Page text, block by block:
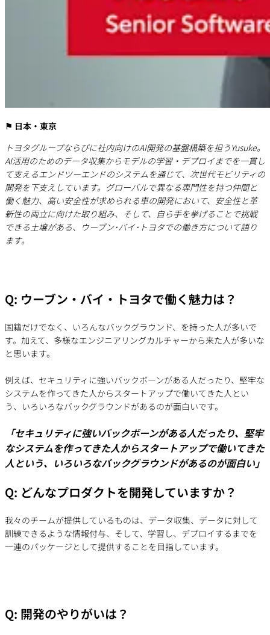
⚑ 日本・東京
トヨタグループならびに社内向けのAI開発の基盤構築を担うYusuke。
AI活用のためのデータ収集からモデルの学習・デプロイまでを一貫し
て支えるエンドツーエンドのシステムを通じて、次世代モビリティの
開発を下支えしています。グローバルで異なる専門性を持つ仲間と
働く魅力、高い安全性が求められる車の開発において、安全性と革
新性の両立に向けた取り組み、そして、自ら手を挙げることで挑戦
できる土壌がある、ウーブン･バイ･トヨタでの働き方について語り
ます。
Q: ウーブン・バイ・トヨタで働く魅力は？
国籍だけでなく、いろんなバックグラウンド、を持った人が多いで
す。加えて、多様なエンジニアリングカルチャーから来た人が多いな
と思います。
例えば、セキュリティに強いバックボーンがある人だったり、堅牢な
システムを作ってきた人からスタートアップで働いてきた人とい
う、いろいろなバックグラウンドがあるのが面白いです。
「セキュリティに強いバックボーンがある人だったり、堅牢
なシステムを作ってきた人からスタートアップで働いてきた
人という、いろいろなバックグラウンドがあるのが面白い」
Q: どんなプロダクトを開発していますか？
我々のチームが提供しているものは、データ収集、データに対して
訓練できるような情報付与、そして、学習し、デプロイするまでを
一連のパッケージとして提供することを目指しています。
Q: 開発のやりがいは？